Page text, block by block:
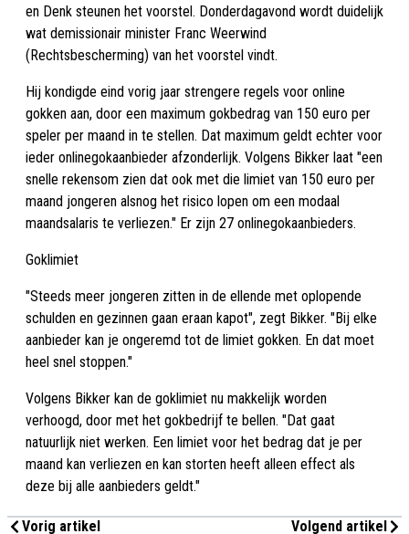
en Denk steunen het voorstel. Donderdagavond wordt duidelijk
wat demissionair minister Franc Weerwind
(Rechtsbescherming) van het voorstel vindt.
Hij kondigde eind vorig jaar strengere regels voor online
gokken aan, door een maximum gokbedrag van 150 euro per
speler per maand in te stellen. Dat maximum geldt echter voor
ieder onlinegokaanbieder afzonderlijk. Volgens Bikker laat "een
snelle rekensom zien dat ook met die limiet van 150 euro per
maand jongeren alsnog het risico lopen om een modaal
maandsalaris te verliezen." Er zijn 27 onlinegokaanbieders.
Goklimiet
"Steeds meer jongeren zitten in de ellende met oplopende
schulden en gezinnen gaan eraan kapot", zegt Bikker. "Bij elke
aanbieder kan je ongeremd tot de limiet gokken. En dat moet
heel snel stoppen."
Volgens Bikker kan de goklimiet nu makkelijk worden
verhoogd, door met het gokbedrijf te bellen. "Dat gaat
natuurlijk niet werken. Een limiet voor het bedrag dat je per
maand kan verliezen en kan storten heeft alleen effect als
deze bij alle aanbieders geldt."
Vorig artikel Volgend artikel